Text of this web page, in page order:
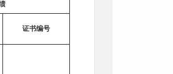
证书编号